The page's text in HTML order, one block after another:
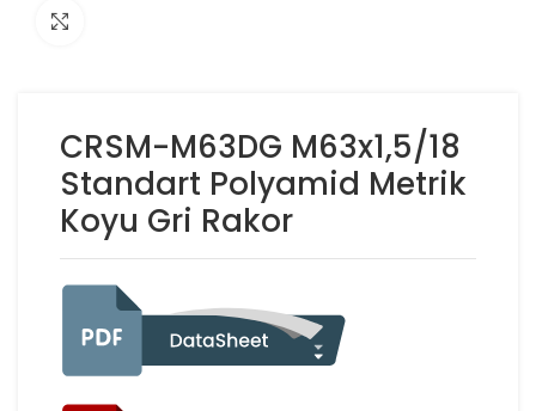
CRSM-M63DG M63x1,5/18
Standart Polyamid Metrik
Koyu Gri Rakor